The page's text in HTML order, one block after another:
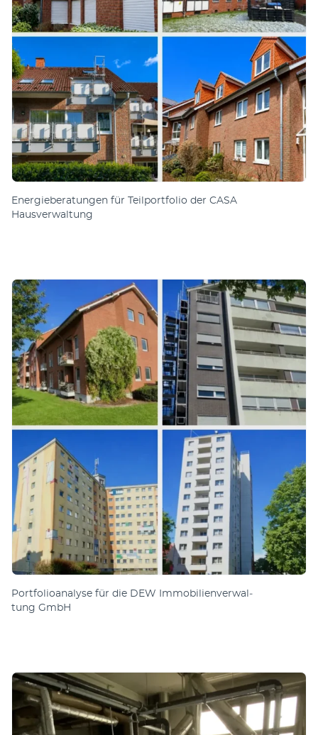
Energie­be­rat­un­gen für Teil­port­folio der CASA
Hausverwaltung
Portfolioanalyse für die DEW Immo­bi­lien­ver­wal­
tung GmbH